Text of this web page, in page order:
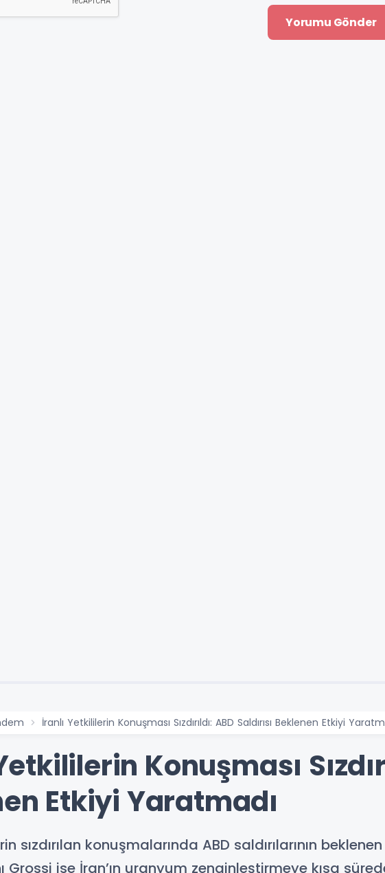
İranlı Yetkililerin Konuşması Sızdırıldı: ABD Saldırısı Beklenen Etkiyi
Konuşması
Etkiyi Yaratmadı
sızdırılan konuşmalarında ABD saldırılarının
Grossi ise İran’ın uranyum zenginleştirmeye kısa